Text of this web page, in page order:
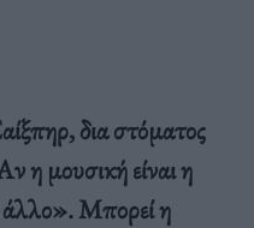
δια στόματος
η μουσική είναι η
άλλο». Μπορεί η